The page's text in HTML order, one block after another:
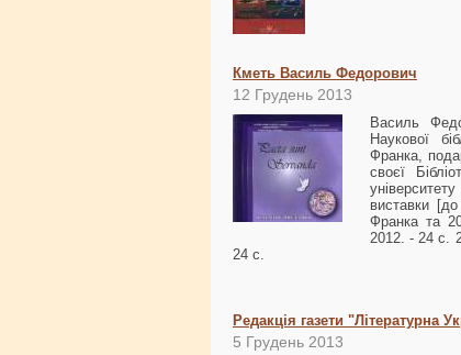
Кметь Василь Федорович
12 Грудень 2013
Василь
Наукової
Франка,
своєї
виставки [до
Франка та
2012. - 24 с.
24 с.
Редакція газети "Літературна
5 Грудень 2013